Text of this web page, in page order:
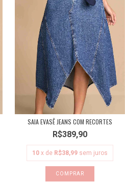
SAIA EVASÊ JEANS COM RECORTES
R$389,90
10 x de R$38,99 sem juros
COMPRAR